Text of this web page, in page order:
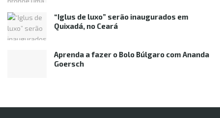
“Iglus de luxo” serão inaugurados em
Quixadá, no Ceará
Aprenda a fazer o Bolo Búlgaro com Ananda
Goersch